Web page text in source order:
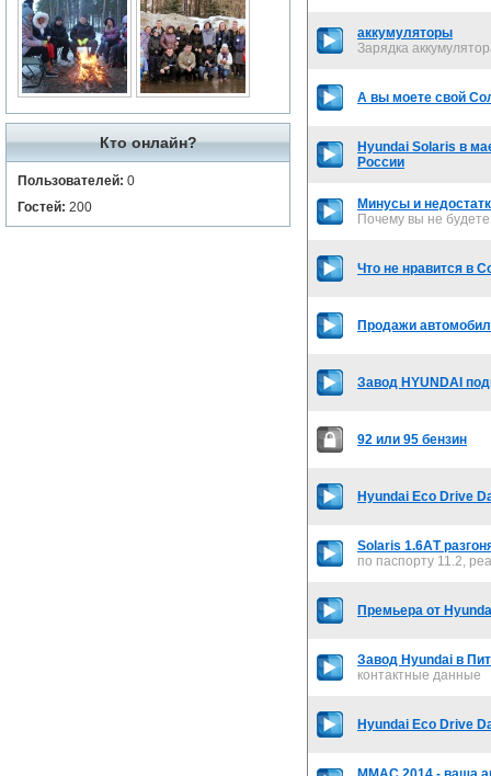
Кто онлайн?
Пользователей: 0
Гостей: 200
аккумуляторы
Зарядка
А вы моете свой
Hyundai Solaris в
России
Минусы и
Почему вы не
Что не нравится в
Продажи
Завод HYUNDAI
92 или 95 бензин
Hyundai Eco Drive
Solaris 1.6АT
по паспорту 11.2,
Премьера от
Завод Hyundai в
контактные данные
Hyundai Eco Drive